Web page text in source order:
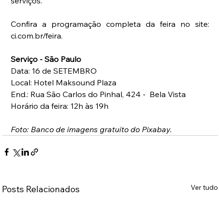
Confira a programação completa da feira no site:
ci.com.br/feira.
Serviço - São Paulo
Data: 16 de SETEMBRO
Local: Hotel Maksound Plaza
End.: Rua São Carlos do Pinhal, 424 -  Bela Vista
Horário da feira: 12h às 19h
Foto: Banco de imagens gratuito do Pixabay.
Posts Relacionados Ver tudo